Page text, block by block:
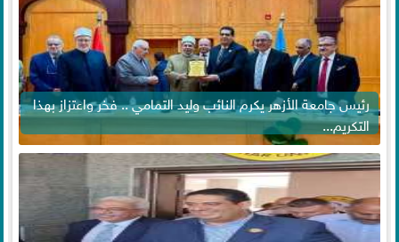
رئيس جامعة الأزهر يكرم النائب وليد التمامي .. فخر واعتزاز بهذا
التكريم...